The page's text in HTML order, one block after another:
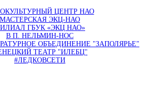
ЦЕНТР НАО
МАСТЕРСКАЯ ЭКЦ-НАО
ГБУК «ЭКЦ НАО»
В П. НЕЛЬМИН-НОС
ОБЪЕДИНЕНИЕ "ЗАПОЛЯРЬЕ"
ТЕАТР "ИЛЕБЦ"
#ЛЕДКОВСЕТИ